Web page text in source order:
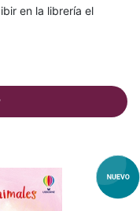
en la librería el